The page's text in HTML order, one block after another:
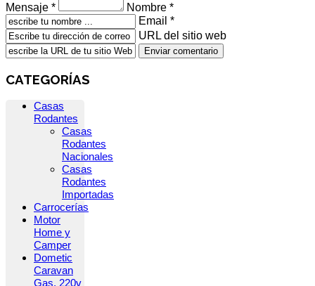
Mensaje *
Nombre *
Email *
URL del sitio web
CATEGORÍAS
Casas
Rodantes
Casas
Rodantes
Nacionales
Casas
Rodantes
Importadas
Carrocerías
Motor
Home y
Camper
Dometic
Caravan
Gas, 220v